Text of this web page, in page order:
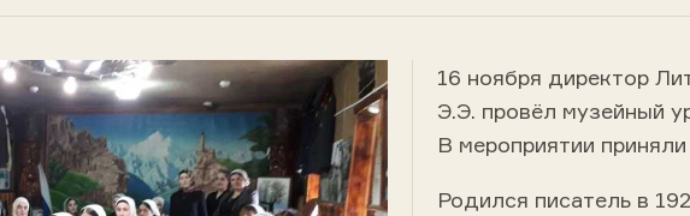
16 ноября директор
Э.Э. провёл музейный
В мероприятии
Родился писатель в